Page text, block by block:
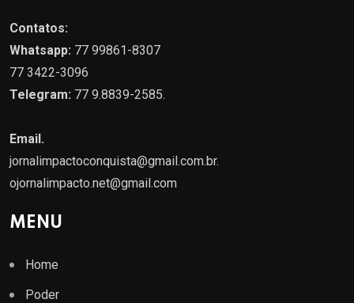
Contatos:
Whatsapp: 77 99861-8307
77 3422-3096
Telegram: 77 9.8839-2585.
Email.
jornalimpactoconquista@gmail.com.br.
ojornalimpacto.net@gmail.com
MENU
Home
Poder